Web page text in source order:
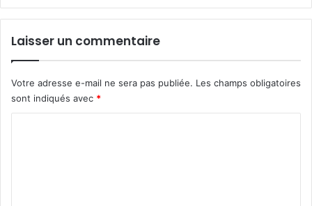
Laisser un commentaire
Votre adresse e-mail ne sera pas publiée. Les champs obligatoires
sont indiqués avec *